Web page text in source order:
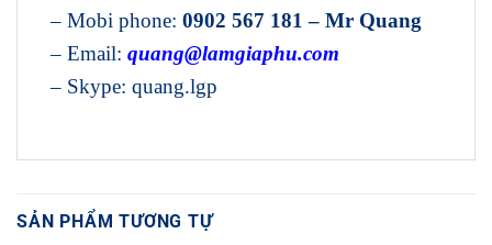
– Mobi phone: 0902 567 181 – Mr Quang
– Email: quang@lamgiaphu.com
– Skype: quang.lgp
SẢN PHẨM TƯƠNG TỰ